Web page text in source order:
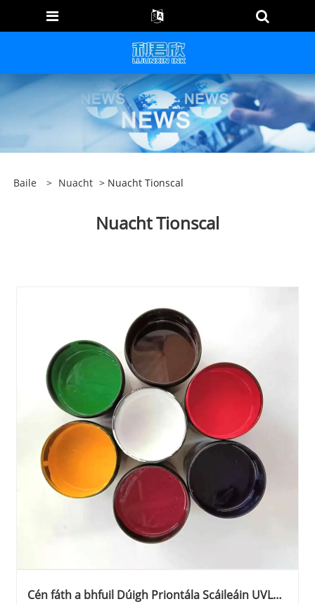
Baile > Nuacht > Nuacht Tionscal
Nuacht Tionscal
Cén fáth a bhfuil Dúigh Priontála Scáileáin UVLED